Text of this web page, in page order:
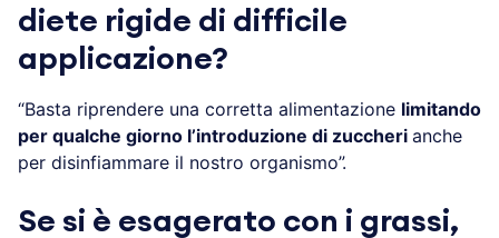
diete rigide di difficile
applicazione?
“Basta riprendere una corretta alimentazione limitando
per qualche giorno l’introduzione di zuccheri anche
per disinfiammare il nostro organismo”.
Se si è esagerato con i grassi,